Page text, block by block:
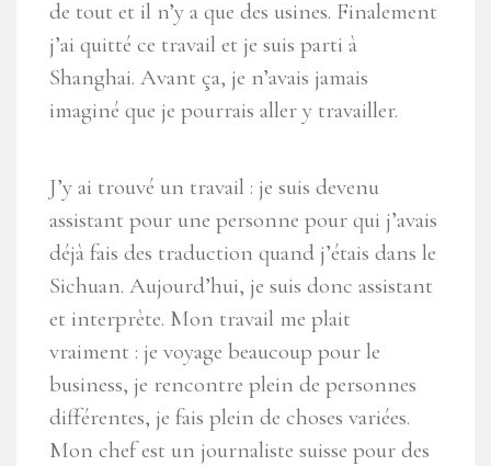
de tout et il n’y a que des usines. Finalement
j’ai quitté ce travail et je suis parti à
Shanghai. Avant ça, je n’avais jamais
imaginé que je pourrais aller y travailler.
J’y ai trouvé un travail : je suis devenu
assistant pour une personne pour qui j’avais
déjà fais des traduction quand j’étais dans le
Sichuan. Aujourd’hui, je suis donc assistant
et interprète. Mon travail me plait
vraiment : je voyage beaucoup pour le
business, je rencontre plein de personnes
différentes, je fais plein de choses variées.
Mon chef est un journaliste suisse pour des